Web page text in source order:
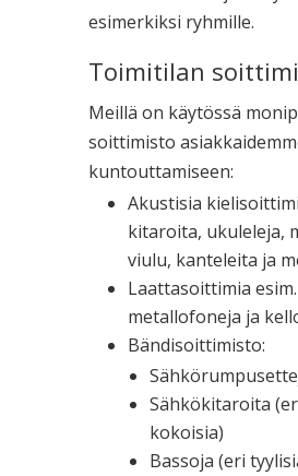
esimerkiksi ryhmille.
Toimitilan
Meillä on käytössä
soittimisto
kuntouttamiseen:
Akustisia
kitaroita, ukuleleja,
viulu, kanteleita ja
Laattasoittimia esim.
metallofoneja ja
Bändisoittimisto:
Sähkökitaroita
kokoisia)
Bassoja (eri